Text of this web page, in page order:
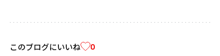
このブログにいいね 0